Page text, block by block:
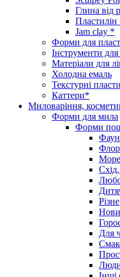
Глина від
Пластилін
Jam clay *
Форми для
Інструменти
Матеріали для
Холодна емаль
Текстурні
Каттери*
Миловаріння,
Форми для мила
Форми
Море
Різне
Для